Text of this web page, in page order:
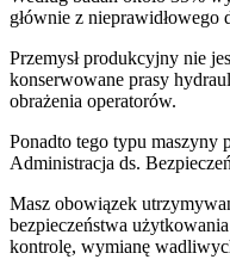
głównie z nieprawidłowego
Przemysł produkcyjny nie
konserwowane prasy
obrażenia operatorów.
Ponadto tego typu maszyny
Administracja ds.
Masz obowiązek
bezpieczeństwa
kontrolę, wymianę